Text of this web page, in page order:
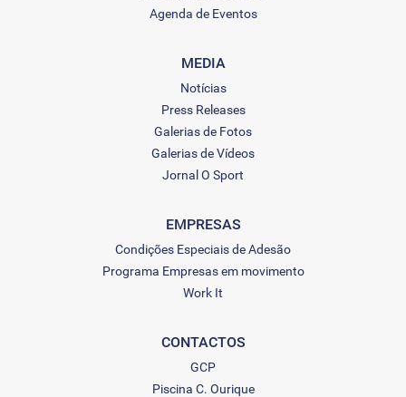
Agenda de Eventos
MEDIA
Notícias
Press Releases
Galerias de Fotos
Galerias de Vídeos
Jornal O Sport
EMPRESAS
Condições Especiais de Adesão
Programa Empresas em movimento
Work It
CONTACTOS
GCP
Piscina C. Ourique